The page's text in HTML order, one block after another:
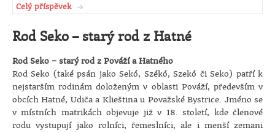
Celý příspěvek
Rod Seko – starý rod z Hatné
Rod Seko – starý rod z Pováží a Hatného
Rod Seko (také psán jako Sekó, Székó, Szekó či Seko) patří k
nejstarším rodinám doloženým v oblasti Pováží, především v
obcích Hatné, Udiča a Klieština u Považské Bystrice. Jméno se
v místních matrikách objevuje již v 18. století, kde členové
rodu vystupují jako rolníci, řemeslníci, ale i menší zemani